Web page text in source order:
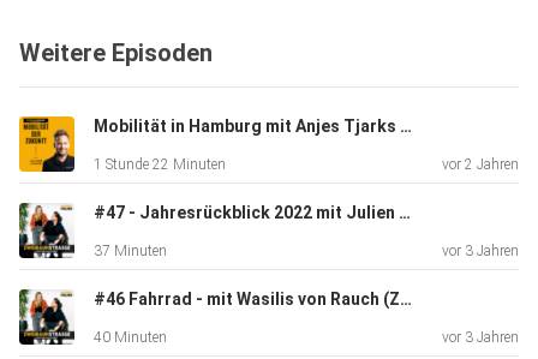
Güterverkehr
Kreislaufwirtschaft.
Zudem sprechen wir über seine Vision und warum man ein
ganzheitliches Verständnis für die Themen wie
Logistik entwickeln sollte. Danke für das spannende
Gespräch!
Weitere Episoden
Mobilität in Hamburg mit Anjes Tjarks und Kaitlyn
1 Stunde 22 Minuten vor 2 Jahren
#47 - Jahresrückblick 2022 mit Julien & Sophia
37 Minuten vor 3 Jahren
#46 Fahrrad - mit Wasilis von Rauch (Zukunft Fahrrad)
40 Minuten vor 3 Jahren